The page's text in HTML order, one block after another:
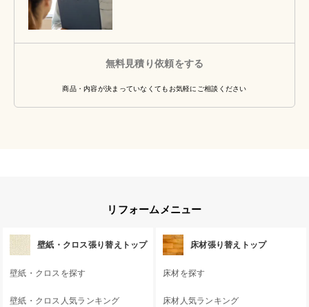
無料見積り依頼をする
商品・内容が決まっていなくてもお気軽にご相談ください
リフォームメニュー
壁紙・クロス張り替えトップ
壁紙・クロスを探す
壁紙・クロス人気ランキング
床材張り替えトップ
床材を探す
床材人気ランキング